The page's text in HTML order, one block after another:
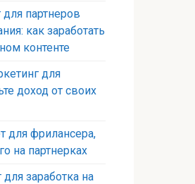
партнеров
как заработать
контенте
для
доход от своих
для фрилансера,
на партнерках
для заработка на